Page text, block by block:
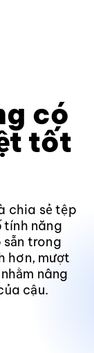
có
tốt
chia sẻ tệp
tính năng
trong
hơn, mượt
nâng
cậu.